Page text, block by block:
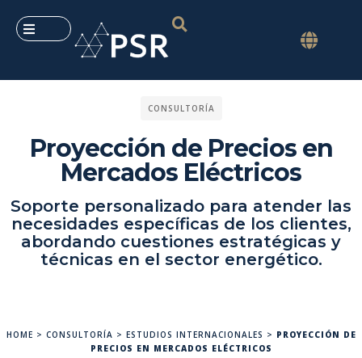
CONSULTORÍA
Proyección de Precios en
Mercados Eléctricos
Soporte personalizado para atender las
necesidades específicas de los clientes,
abordando cuestiones estratégicas y
técnicas en el sector energético.
HOME > CONSULTORÍA > ESTUDIOS INTERNACIONALES > PROYECCIÓN DE
PRECIOS EN MERCADOS ELÉCTRICOS